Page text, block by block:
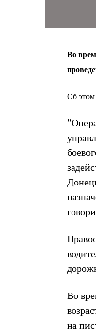
Во
Об этом
Во
на